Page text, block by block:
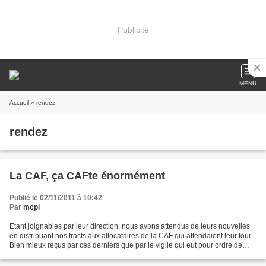
Publicité
MENU
Accueil » rendez
rendez
La CAF, ça CAFte énormément
Publié le 02/11/2011 à 10:42
Par mcpl
Etant joignables par leur direction, nous avons attendus de leurs nouvelles
en distribuant nos tracts aux allocataires de la CAF qui attendaient leur tour.
Bien mieux reçus par ces derniers que par le vigile qui eut pour ordre de